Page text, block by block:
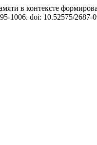
в контексте
1006. doi: 10.52575/2687-